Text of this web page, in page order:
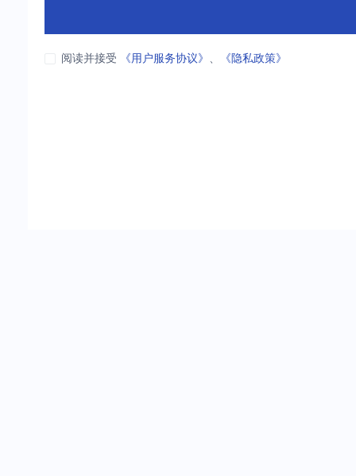
阅读并接受 《用户服务协议》 、 《隐私政策》